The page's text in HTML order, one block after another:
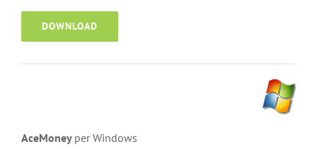
DOWNLOAD
AceMoney per Windows